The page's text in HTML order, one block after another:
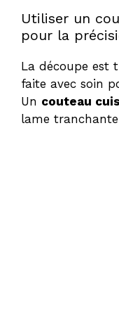
Utiliser un
pour la
La découpe est
faite avec soin
Un couteau
lame